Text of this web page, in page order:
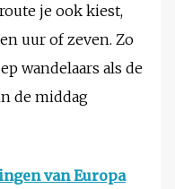
je ook kiest,
uur of zeven. Zo
wandelaars als de
de middag
van Europa